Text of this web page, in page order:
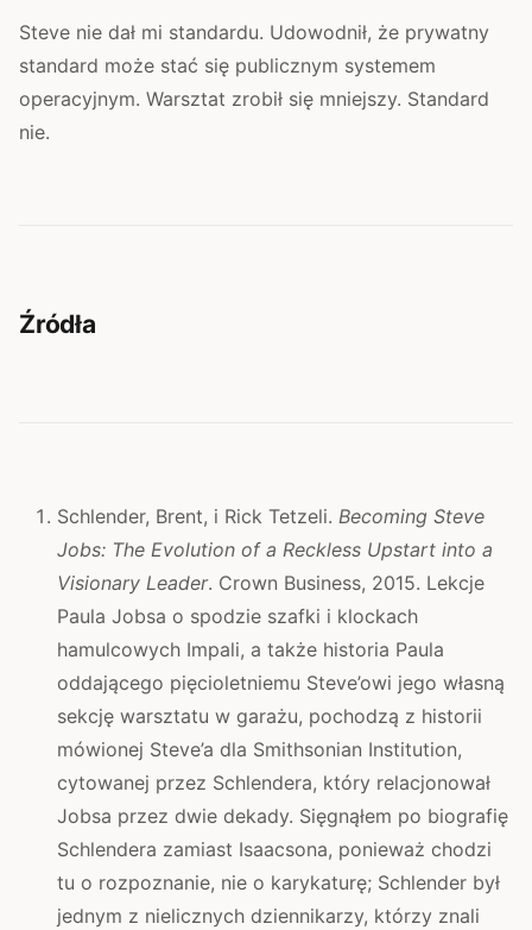
Steve nie dał mi standardu. Udowodnił, że prywatny
standard może stać się publicznym systemem
operacyjnym. Warsztat zrobił się mniejszy. Standard
nie.
Źródła
Schlender, Brent, i Rick Tetzeli. Becoming Steve
Jobs: The Evolution of a Reckless Upstart into a
Visionary Leader. Crown Business, 2015. Lekcje
Paula Jobsa o spodzie szafki i klockach
hamulcowych Impali, a także historia Paula
oddającego pięcioletniemu Steve’owi jego własną
sekcję warsztatu w garażu, pochodzą z historii
mówionej Steve’a dla Smithsonian Institution,
cytowanej przez Schlendera, który relacjonował
Jobsa przez dwie dekady. Sięgnąłem po biografię
Schlendera zamiast Isaacsona, ponieważ chodzi
tu o rozpoznanie, nie o karykaturę; Schlender był
jednym z nielicznych dziennikarzy, którzy znali